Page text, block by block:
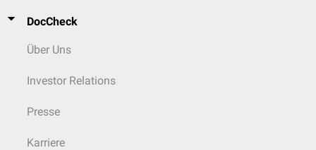
DocCheck
Über Uns
Investor Relations
Presse
Karriere